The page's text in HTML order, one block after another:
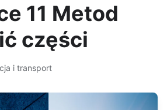
11 Metod
części
i transport